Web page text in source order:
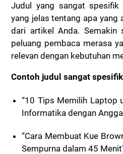
Judul yang sangat spesifik
yang jelas tentang apa yang
dari artikel Anda. Semakin
peluang pembaca merasa
relevan dengan kebutuhan
Contoh judul sangat
“10 Tips Memilih Laptop
Informatika dengan
“Cara Membuat Kue
Sempurna dalam 45